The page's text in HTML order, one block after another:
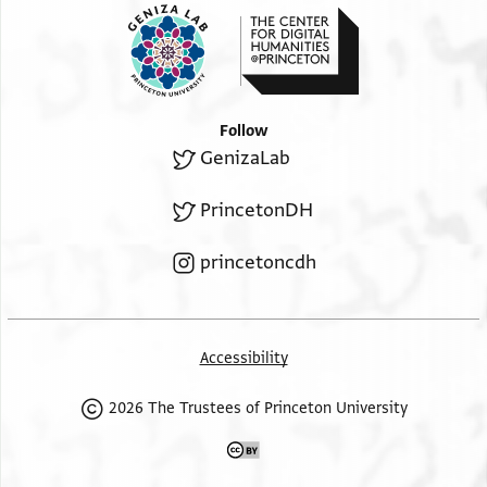
Follow
GenizaLab
PrincetonDH
princetoncdh
Accessibility
2026 The Trustees of Princeton University